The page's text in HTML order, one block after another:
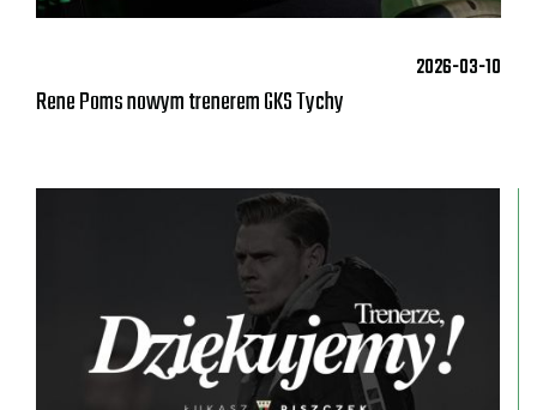
2026-03-10
Rene Poms nowym trenerem GKS Tychy